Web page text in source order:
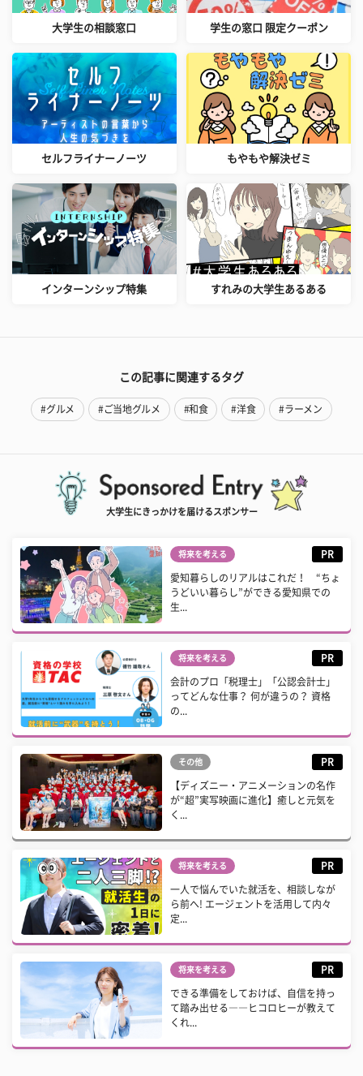
大学生の相談窓口 学生の窓口 限定クーポン
セルフライナーノーツ もやもや解決ゼミ
インターンシップ特集 すれみの大学生あるある
この記事に関連するタグ
#グルメ #ご当地グルメ #和食 #洋食 #ラーメン
大学生にきっかけを届けるスポンサー
将来を考える PR
愛知暮らしのリアルはこれだ！ “ちょ
うどいい暮らし”ができる愛知県での
生...
将来を考える PR
会計のプロ「税理士」「公認会計士」
ってどんな仕事？ 何が違うの？ 資格
の...
その他 PR
【ディズニー・アニメーションの名作
が“超”実写映画に進化】癒しと元気を
く...
将来を考える PR
一人で悩んでいた就活を、相談しなが
ら前へ! エージェントを活用して内々
定...
将来を考える PR
できる準備をしておけば、自信を持っ
て踏み出せる――ヒコロヒーが教えて
くれ...